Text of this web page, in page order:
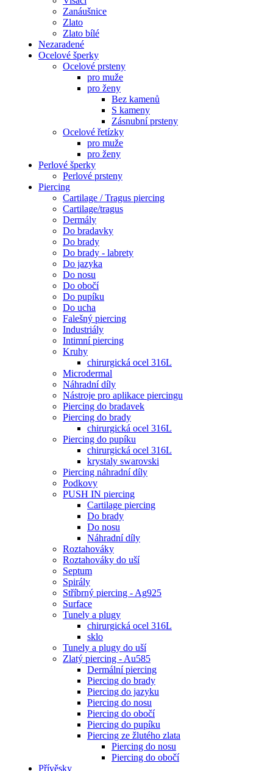
Zanáušnice
Zlato
Zlato bílé
Nezaradené
Ocelové šperky
Ocelové prsteny
pro muže
pro ženy
Bez kamenů
S kameny
Zásnubní prsteny
Ocelové řetízky
pro muže
pro ženy
Perlové šperky
Perlové prsteny
Piercing
Cartilage / Tragus piercing
Cartilage/tragus
Dermály
Do bradavky
Do brady
Do brady - labrety
Do jazyka
Do nosu
Do obočí
Do pupíku
Do ucha
Falešný piercing
Industriály
Intimní piercing
Kruhy
chirurgická ocel 316L
Microdermal
Náhradní díly
Nástroje pro aplikace piercingu
Piercing do bradavek
Piercing do brady
chirurgická ocel 316L
Piercing do pupíku
chirurgická ocel 316L
krystaly swarovski
Piercing náhradní díly
Podkovy
PUSH IN piercing
Cartilage piercing
Do brady
Do nosu
Náhradní díly
Roztahováky
Roztahováky do uší
Septum
Spirály
Stříbrný piercing - Ag925
Surface
Tunely a plugy
chirurgická ocel 316L
sklo
Tunely a plugy do uší
Zlatý piercing - Au585
Dermální piercing
Piercing do brady
Piercing do jazyku
Piercing do nosu
Piercing do obočí
Piercing do pupíku
Piercing ze žlutého zlata
Piercing do nosu
Piercing do obočí
Přívěsky